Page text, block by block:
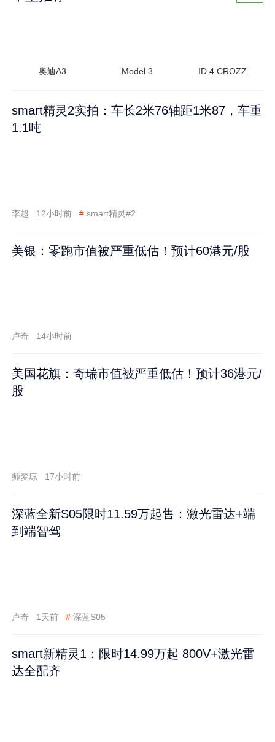
奥迪A3 Model 3 ID.4 CROZZ
smart精灵2实拍：车长2米76轴距1米87，车重
1.1吨
李超 12小时前 # smart精灵#2
美银：零跑市值被严重低估！预计60港元/股
卢奇 14小时前
美国花旗：奇瑞市值被严重低估！预计36港元/
股
师梦琼 17小时前
深蓝全新S05限时11.59万起售：激光雷达+端
到端智驾
卢奇 1天前 # 深蓝S05
smart新精灵1：限时14.99万起 800V+激光雷
达全配齐